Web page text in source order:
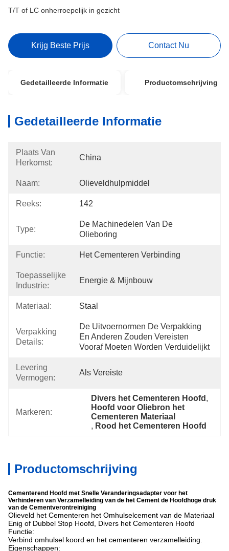
T/T of LC onherroepelijk in gezicht
Krijg Beste Prijs Contact Nu
Gedetailleerde Informatie Productomschrijving
Gedetailleerde Informatie
Plaats Van
Herkomst:
China
Naam: Olieveldhulpmiddel
Reeks: 142
Type:
De Machinedelen Van De
Olieboring
Functie: Het Cementeren Verbinding
Toepasselijke
Industrie:
Energie & Mijnbouw
Materiaal: Staal
Verpakking
Details:
De Uitvoernormen De Verpakking
En Anderen Zouden Vereisten
Vooraf Moeten Worden Verduidelijkt
Levering
Vermogen:
Als Vereiste
Markeren:
Divers het Cementeren Hoofd ,
Hoofd voor Oliebron het
Cementeren Materiaal
, Rood het Cementeren Hoofd
Productomschrijving
Cementerend Hoofd met Snelle Veranderingsadapter voor het
Verhinderen van Verzamelleiding van de het Cement de Hoofdhoge druk
van de Cementverontreiniging
Olieveld het Cementeren het Omhulselcement van de Materiaal
Enig of Dubbel Stop Hoofd, Divers het Cementeren Hoofd
Functie:
Verbind omhulsel koord en het cementeren verzamelleiding.
Eigenschappen: